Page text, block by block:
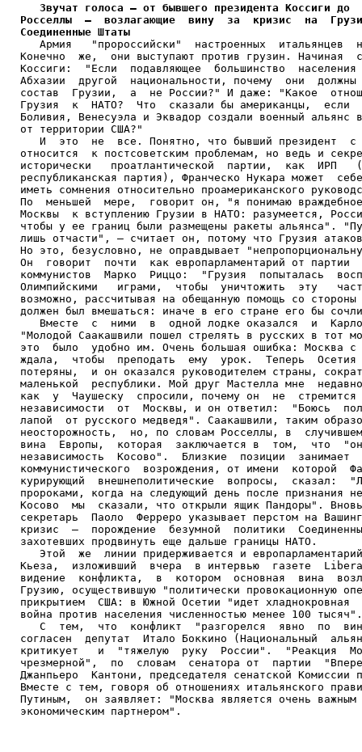
Звучат голоса – от бывшего президента Коссиги до
Росселлы  –  возлагающие  вину  за  кризис  на
Соединенные Штаты
Армия   "пророссийски"  настроенных  итальянцев
Конечно  же,  они выступают против грузин. Начиная
Коссиги:  "Если  подавляющее  большинство
Абхазии  другой  национальности, почему  они
состав  Грузии,  а  не России?" И даже: "Какое
Грузия  к  НАТО?  Что  сказали бы американцы,  если
Боливия, Венесуэла и Эквадор создали военный альянс
от территории США?"
И  это  не  все. Понятно, что бывший президент  с
относится  к постсоветским проблемам, но ведь и
исторически   проатлантической  партии,  как  ИРП
республиканская партия), Франческо Нукара может
иметь сомнения относительно проамериканского
По  меньшей  мере,  говорит он, "я понимаю
Москвы  к вступлению Грузии в НАТО: разумеется,
чтобы у ее границ были размещены ракеты альянса".
лишь отчасти", – считает он, потому что Грузия
Но это, безусловно, не оправдывает
Он  говорит  почти  как европарламентарий от партии
коммунистов  Марко  Риццо:  "Грузия  попыталась
Олимпийскими   играми,  чтобы  уничтожить  эту
возможно, рассчитывая на обещанную помощь со
должен был вмешаться: иначе в его стране его бы
Вместе  с  ними  в  одной лодке оказался  и
"Молодой Саакашвили пошел стрелять в русских в тот
это  было  удобно им. Очень большая ошибка: Москва с
ждала,  чтобы  преподать  ему  урок.  Теперь
потеряны,  и он оказался руководителем страны,
маленькой  республики. Мой друг Мастелла мне
как  у  Чаушеску  спросили, почему он  не
независимости  от  Москвы, и он ответил:  "Боюсь
лапой  от русского медведя". Саакашвили, таким
неосторожность,  но, по словам Росселлы, в
вина  Европы,  которая  заключается в  том,  что
независимость  Косово".  Близкие  позиции
коммунистического  возрождения, от имени  которой
курирующий  внешнеполитические  вопросы,  сказал:
пророками, когда на следующий день после признания
Косово  мы  сказали, что открыли ящик Пандоры".
секретарь  Паоло  Ферреро указывает перстом на
кризис  –  порождение  безумной  политики
захотевших продвинуть еще дальше границы НАТО.
Этой  же  линии придерживается и
Кьеза,  изложивший  вчера  в интервью  газете
видение  конфликта,  в  котором  основная  вина
Грузию, осуществившую "политически провокационную
прикрытием  США: в Южной Осетии "идет хладнокровная
война против населения численностью менее 100 тысяч".
С  тем,  что  конфликт  "разгорелся  явно  по
согласен  депутат  Итало Боккино (Национальный
критикует   и  "тяжелую  руку  России".  "Реакция
чрезмерной",  по  словам  сенатора от  партии
Джанпьеро  Кантони, председателя сенатской Комиссии
Вместе с тем, говоря об отношениях итальянского
Путиным,  он заявляет: "Москва является очень
экономическим партнером".